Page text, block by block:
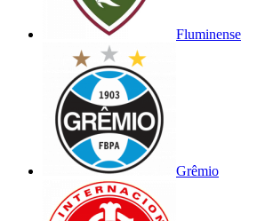
Fluminense
Grêmio